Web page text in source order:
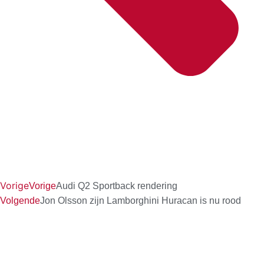
VorigeVorigeAudi Q2 Sportback rendering
VolgendeJon Olsson zijn Lamborghini Huracan is nu rood